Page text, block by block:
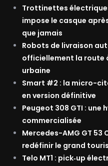
Trottinettes
impose le casque
que jamais
Robots de livraison
officiellement la route
urbaine
Smart #2 : la micro-
en version définitive
Peugeot 308 GTI :
commercialisée
Mercedes-AMG GT 53
redéfinir le grand
Telo MT1 : pick‑up